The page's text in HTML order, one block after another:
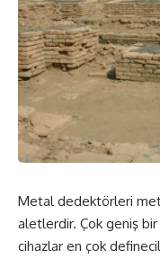
Metal dedektörleri
aletlerdir. Çok geniş bir
cihazlar en çok